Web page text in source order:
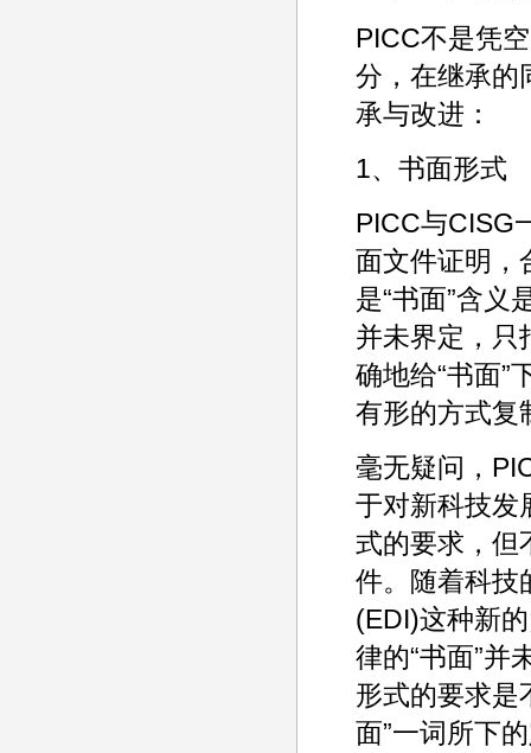
PICC不是凭
分，在继承的
承与改进：
1、书面形式
PICC与CISG
面文件证明，
是“书面”含义
并未界定，只
确地给“书面”
有形的方式复
毫无疑问，
于对新科技发
式的要求，但
件。随着科技
(EDI)这种新
律的“书面”并
形式的要求是
面”一词所下